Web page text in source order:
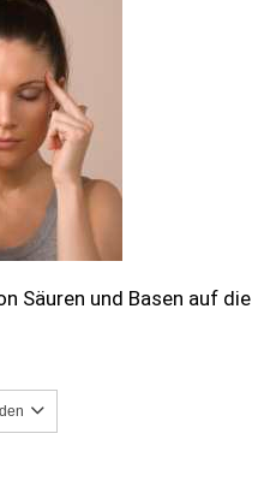
Säuren und Basen auf die